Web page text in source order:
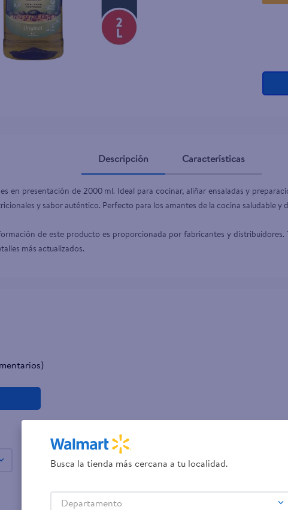
Descripción Características
en presentación de 2000 ml. Ideal para cocinar, aliñar ensaladas y
y sabor auténtico. Perfecto para los amantes de la cocina saludable y
de este producto es proporcionada por fabricantes y distribuidores.
más actualizados.
Busca la tienda más cercana a tu localidad.
Departamento